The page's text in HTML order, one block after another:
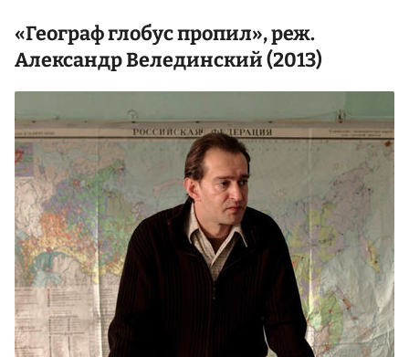
«Географ глобус пропил», реж.
Александр Велединский(2013)